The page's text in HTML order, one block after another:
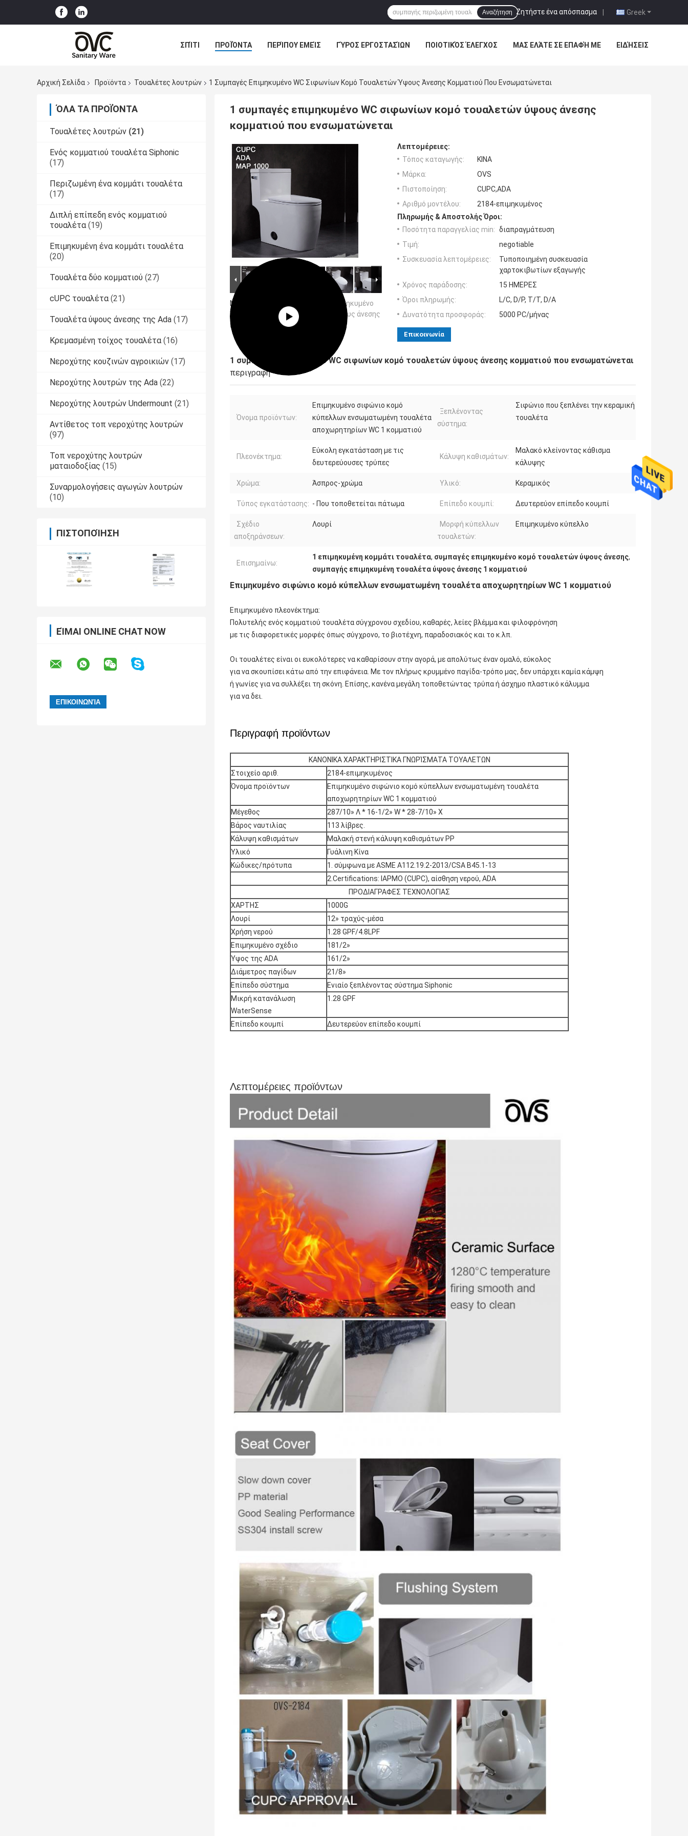
Greek
Ζητήστε ένα απόσπασμα |
Αναζήτηση
ΣΠΊΤΙ ΠΡΟΪΌΝΤΑ ΠΕΡΊΠΟΥ ΕΜΕΊΣ ΓΎΡΟΣ ΕΡΓΟΣΤΑΣΊΩΝ ΠΟΙΟΤΙΚΌΣ ΈΛΕΓΧΟΣ ΜΑΣ ΕΛΆΤΕ ΣΕ ΕΠΑΦΉ ΜΕ ΕΙΔΉΣΕΙΣ
Αρχική Σελίδα
Προϊόντα Τουαλέτες λουτρών 1 Συμπαγές Επιμηκυμένο WC Σιφωνίων Κομό Τουαλετών Ύψους Άνεσης Κομματιού Που Ενσωματώνεται
ΌΛΑ ΤΑ ΠΡΟΪΌΝΤΑ
Τουαλέτες λουτρών (21)
Ενός κομματιού τουαλέτα Siphonic
(17)
Περιζωμένη ένα κομμάτι τουαλέτα
(17)
Διπλή επίπεδη ενός κομματιού
τουαλέτα (19)
Επιμηκυμένη ένα κομμάτι τουαλέτα
(20)
Τουαλέτα δύο κομματιού (27)
cUPC τουαλέτα (21)
Τουαλέτα ύψους άνεσης της Ada (17)
Κρεμασμένη τοίχος τουαλέτα (16)
Νεροχύτης κουζινών αγροικιών (17)
Νεροχύτης λουτρών της Ada (22)
Νεροχύτης λουτρών Undermount (21)
Αντίθετος τοπ νεροχύτης λουτρών
(97)
Τοπ νεροχύτης λουτρών
ματαιοδοξίας (15)
Συναρμολογήσεις αγωγών λουτρών
(10)
ΠΙΣΤΟΠΟΊΗΣΗ
ΕΊΜΑΙ ONLINE CHAT NOW
1 συμπαγές επιμηκυμένο WC σιφωνίων κομό τουαλετών ύψους άνεσης
κομματιού που ενσωματώνεται
Μεγάλες Εικόνας :
1 συμπαγές επιμηκυμένο
WC σιφωνίων κομό τουαλετών ύψους άνεσης
κομματιού που ενσωματώνεται
Λεπτομέρειες:
Τόπος καταγωγής:
ΚΙΝΑ
Μάρκα:
OVS
Πιστοποίηση:
CUPC,ADA
Αριθμό μοντέλου:
2184-επιμηκυμένος
Πληρωμής & Αποστολής Όροι:
Ποσότητα παραγγελίας min: διαπραγμάτευση
Τιμή:
negotiable
Συσκευασία λεπτομέρειες:
Τυποποιημένη συσκευασία
χαρτοκιβωτίων εξαγωγής
Χρόνος παράδοσης:
15 ΗΜΕΡΕΣ
Όροι πληρωμής:
L/C, D/P, T/T, D/A
Δυνατότητα προσφοράς:
5000 PC/μήνας
Επικοινωνία
1 συμπαγές επιμηκυμένο WC σιφωνίων κομό τουαλετών ύψους άνεσης κομματιού που ενσωματώνεται
περιγραφή
Όνομα προϊόντων:
Επιμηκυμένο σιφώνιο κομό
κύπελλων ενσωματωμένη τουαλέτα
αποχωρητηρίων WC 1 κομματιού
Ξεπλένοντας
σύστημα:
Σιφώνιο που ξεπλένει την κεραμική
τουαλέτα
Πλεονέκτημα:
Εύκολη εγκατάσταση με τις
δευτερεύουσες τρύπες
Κάλυψη καθισμάτων:
Μαλακό κλείνοντας κάθισμα
κάλυψης
Χρώμα: Άσπρος-χρώμα Υλικό: Κεραμικός
Τύπος εγκατάστασης: - Που τοποθετείται πάτωμα Επίπεδο κουμπί: Δευτερεύον επίπεδο κουμπί
Σχέδιο
αποξηράνσεων:
Λουρί
Μορφή κύπελλων
τουαλετών:
Επιμηκυμένο κύπελλο
Επισημαίνω:
1 επιμηκυμένη κομμάτι τουαλέτα, συμπαγές επιμηκυμένο κομό τουαλετών ύψους άνεσης,
συμπαγής επιμηκυμένη τουαλέτα ύψους άνεσης 1 κομματιού
Επιμηκυμένο σιφώνιο κομό κύπελλων ενσωματωμένη τουαλέτα αποχωρητηρίων WC 1 κομματιού
Επιμηκυμένο πλεονέκτημα:
Πολυτελής ενός κομματιού τουαλέτα σύγχρονου σχεδίου, καθαρές, λείες βλέμμα και φιλοφρόνηση
με τις διαφορετικές μορφές όπως σύγχρονο, το βιοτέχνη, παραδοσιακός και το κ.λπ.
Οι τουαλέτες είναι οι ευκολότερες να καθαρίσουν στην αγορά, με απολύτως έναν ομαλό, εύκολος
για να σκουπίσει κάτω από την επιφάνεια. Με τον πλήρως κρυμμένο παγίδα-τρόπο μας, δεν υπάρχει καμία κάμψη
ή γωνίες για να συλλέξει τη σκόνη. Επίσης, κανένα μεγάλη τοποθετώντας τρύπα ή άσχημο πλαστικό κάλυμμα
για να δει.
Περιγραφή προϊόντων
ΚΑΝΟΝΙΚΑ ΧΑΡΑΚΤΗΡΙΣΤΙΚΑ ΓΝΩΡΊΣΜΑΤΑ ΤΟΥΑΛΕΤΩΝ
Στοιχείο αριθ.
2184-επιμηκυμένος
Όνομα προϊόντων
Επιμηκυμένο σιφώνιο κομό κύπελλων ενσωματωμένη τουαλέτα
αποχωρητηρίων WC 1 κομματιού
Μέγεθος
287/10» Λ * 16-1/2» W * 28-7/10» Χ
Βάρος ναυτιλίας
113 λίβρες.
Κάλυψη καθισμάτων
Μαλακή στενή κάλυψη καθισμάτων PP
Υλικό
Γυάλινη Κίνα
Κώδικες/πρότυπα
1. σύμφωνα με ASME A112.19.2-2013/CSA B45.1-13
2.Certifications: IAPMO (CUPC), αίσθηση νερού, ADA
ΠΡΟΔΙΑΓΡΑΦΕΣ ΤΕΧΝΟΛΟΓΙΑΣ
ΧΑΡΤΗΣ
1000G
Λουρί
12» τραχύς-μέσα
Χρήση νερού
1.28 GPF/4.8LPF
Επιμηκυμένο σχέδιο
181/2»
Ύψος της ADA
161/2»
Διάμετρος παγίδων
21/8»
Επίπεδο σύστημα
Ενιαίο ξεπλένοντας σύστημα Siphonic
Μικρή κατανάλωση
WaterSense
1.28 GPF
Επίπεδο κουμπί Δευτερεύον επίπεδο κουμπί
Λεπτομέρειες προϊόντων